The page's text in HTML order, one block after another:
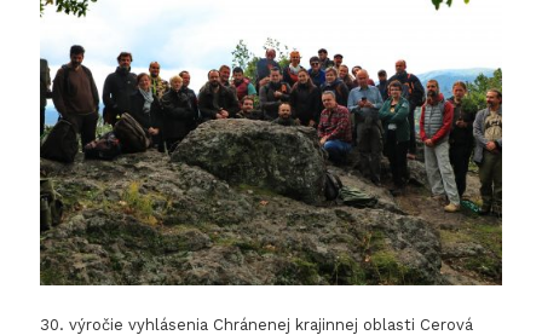
30. výročie vyhlásenia Chránenej krajinnej oblasti Cerová